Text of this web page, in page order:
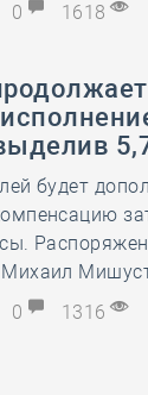
0 1618
будет
Михаил
0 1316